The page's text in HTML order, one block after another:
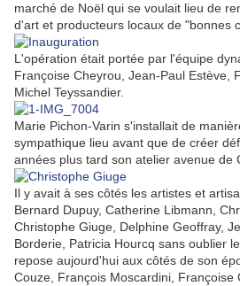
marché de Noël qui se voulait lieu de
d'art et producteurs locaux de "bonnes
L'opération était portée par l'équipe
Françoise Cheyrou, Jean-Paul Estève,
Michel Teyssandier.
Marie Pichon-Varin s'installait de
sympathique lieu avant que de créer
années plus tard son atelier avenue de
Il y avait à ses côtés les artistes et
Bernard Dupuy, Catherine Libmann,
Christophe Giuge, Delphine Geoffray,
Borderie, Patricia Hourcq sans oublier
repose aujourd'hui aux côtés de son
Couze, François Moscardini, Françoise